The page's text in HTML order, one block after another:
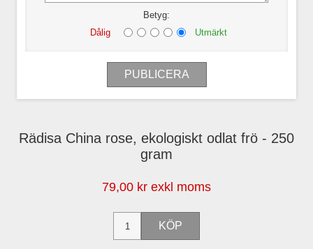
Betyg:
Dålig
Utmärkt
Rädisa China rose, ekologiskt odlat frö - 250
gram
79,00 kr exkl moms